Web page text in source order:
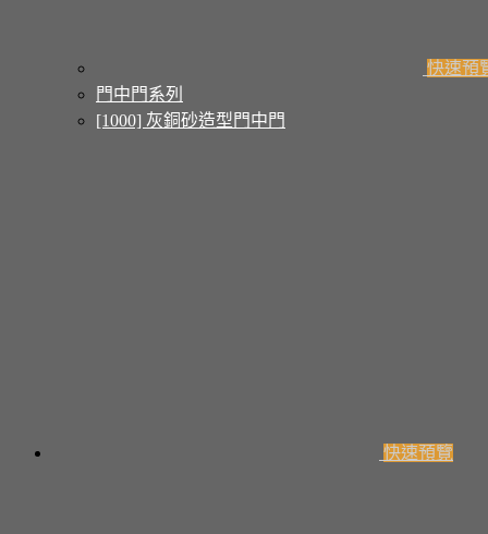
快速預
門中門系列
[1000] 灰銅砂造型門中門
快速預覽